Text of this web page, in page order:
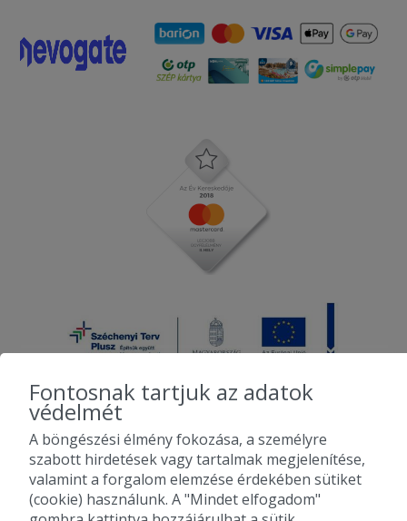
2010-2026 Copyright - Falatozz.hu - Diston-line Kft.
Pizza, gyros, hamburger, menük kedvező áron, egy helyen az összes
étterem ajánlata.
Fontosnak tartjuk az adatok
védelmét
A böngészési élmény fokozása, a személyre
szabott hirdetések vagy tartalmak megjelenítése,
valamint a forgalom elemzése érdekében sütiket
(cookie) használunk. A "Mindet elfogadom"